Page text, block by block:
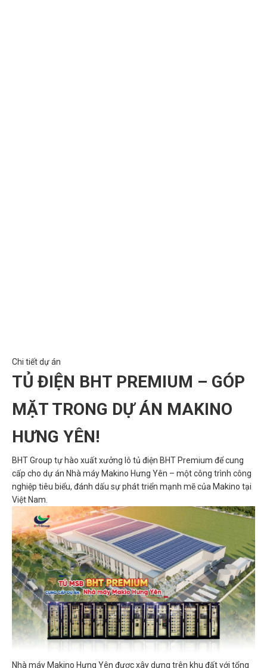
Chi tiết dự án
TỦ ĐIỆN BHT PREMIUM – GÓP
MẶT TRONG DỰ ÁN MAKINO
HƯNG YÊN!
BHT Group tự hào xuất xưởng lô tủ điện BHT Premium để cung
cấp cho dự án Nhà máy Makino Hưng Yên – một công trình công
nghiệp tiêu biểu, đánh dấu sự phát triển mạnh mẽ của Makino tại
Việt Nam.
Nhà máy Makino Hưng Yên được xây dựng trên khu đất với tổng